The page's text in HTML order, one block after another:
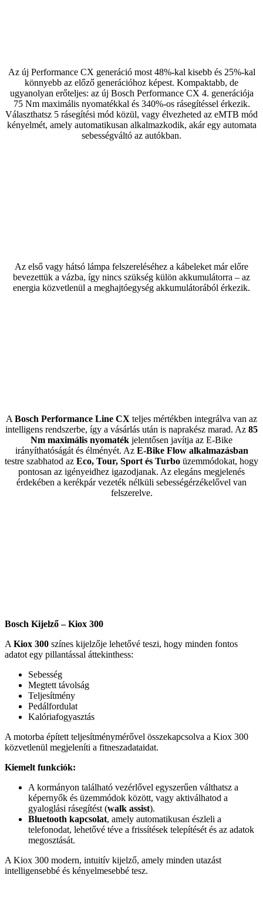
Az új Performance CX generáció most 48%-kal kisebb és 25%-kal
könnyebb az előző generációhoz képest. Kompaktabb, de
ugyanolyan erőteljes: az új Bosch Performance CX 4. generációja
75 Nm maximális nyomatékkal és 340%-os rásegítéssel érkezik.
Választhatsz 5 rásegítési mód közül, vagy élvezheted az eMTB mód
kényelmét, amely automatikusan alkalmazkodik, akár egy automata
sebességváltó az autókban.
Az első vagy hátsó lámpa felszereléséhez a kábeleket már előre
bevezettük a vázba, így nincs szükség külön akkumulátorra – az
energia közvetlenül a meghajtóegység akkumulátorából érkezik.
A Bosch Performance Line CX teljes mértékben integrálva van az
intelligens rendszerbe, így a vásárlás után is naprakész marad. Az 85
Nm maximális nyomaték jelentősen javítja az E-Bike
irányíthatóságát és élményét. Az E-Bike Flow alkalmazásban
testre szabhatod az Eco, Tour, Sport és Turbo üzemmódokat, hogy
pontosan az igényeidhez igazodjanak. Az elegáns megjelenés
érdekében a kerékpár vezeték nélküli sebességérzékelővel van
felszerelve.
Bosch Kijelző – Kiox 300
A Kiox 300 színes kijelzője lehetővé teszi, hogy minden fontos
adatot egy pillantással áttekinthess:
Sebesség
Megtett távolság
Teljesítmény
Pedálfordulat
Kalóriafogyasztás
A motorba épített teljesítménymérővel összekapcsolva a Kiox 300
közvetlenül megjeleníti a fitneszadataidat.
Kiemelt funkciók:
A kormányon található vezérlővel egyszerűen válthatsz a
képernyők és üzemmódok között, vagy aktiválhatod a
gyaloglási rásegítést (walk assist).
Bluetooth kapcsolat, amely automatikusan észleli a
telefonodat, lehetővé téve a frissítések telepítését és az adatok
megosztását.
A Kiox 300 modern, intuitív kijelző, amely minden utazást
intelligensebbé és kényelmesebbé tesz.